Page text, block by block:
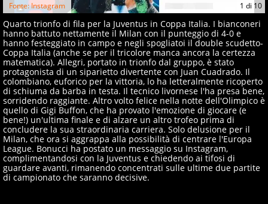
1 di 10
Fonte: Instagram
Quarto trionfo di fila per la Juventus in Coppa Italia. I bianconeri
hanno battuto nettamente il Milan con il punteggio di 4-0 e
hanno festeggiato in campo e negli spogliatoi il double scudetto-
Coppa Italia (anche se per il tricolore manca ancora la certezza
matematica). Allegri, portato in trionfo dal gruppo, è stato
protagonista di un siparietto divertente con Juan Cuadrado. Il
colombiano, euforico per la vittoria, lo ha letteralmente ricoperto
di schiuma da barba in testa. Il tecnico livornese l'ha presa bene,
sorridendo raggiante. Altro volto felice nella notte dell'Olimpico è
quello di Gigi Buffon, che ha provato l'emozione di giocare (e
bene!) un'ultima finale e di alzare un altro trofeo prima di
concludere la sua straordinaria carriera. Solo delusione per il
Milan, che ora si aggrappa alla possibilità di centrare l'Europa
League. Bonucci ha postato un messaggio su Instagram,
complimentandosi con la Juventus e chiedendo ai tifosi di
guardare avanti, rimanendo concentrati sulle ultime due partite
di campionato che saranno decisive.